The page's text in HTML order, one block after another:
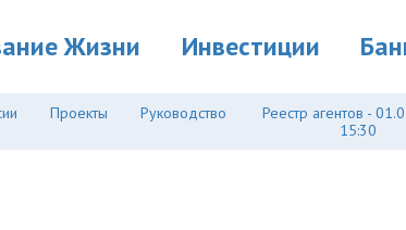
Жизни Инвестиции
Проекты Руководство
Реестр агентов -
15:30